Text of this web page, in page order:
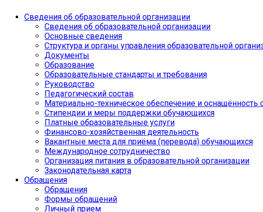
Сведения об образовательной организации
Сведения об образовательной организации
Основные сведения
Структура и органы управления образовательной
Документы
Образование
Образовательные стандарты и требования
Руководство
Педагогический состав
Материально-техническое обеспечение и оснащённость
Стипендии и меры поддержки обучающихся
Платные образовательные услуги
Финансово-хозяйственная деятельность
Вакантные места для приёма (перевода) обучающихся
Международное сотрудничество
Организация питания в образовательной организации
Законодательная карта
Обращения
Обращения
Формы обращений
Личный прием